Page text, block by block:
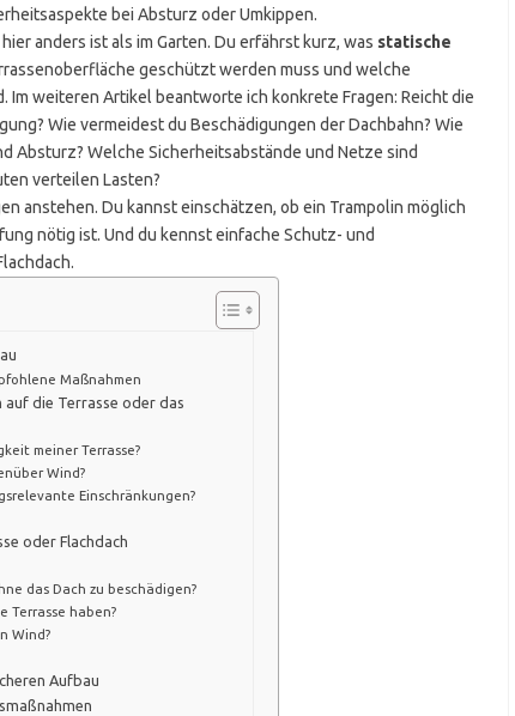
bei Absturz oder Umkippen.
anders ist als im Garten. Du erfährst kurz, was statische
geschützt werden muss und welche
Im weiteren Artikel beantworte ich konkrete Fragen: Reicht die
Wie vermeidest du Beschädigungen der Dachbahn? Wie
Absturz? Welche Sicherheitsabstände und Netze sind
verteilen Lasten?
anstehen. Du kannst einschätzen, ob ein Trampolin möglich
nötig ist. Und du kennst einfache Schutz- und
Maßnahmen
auf die Terrasse oder das
meiner Terrasse?
Wind?
Einschränkungen?
oder Flachdach
das Dach zu beschädigen?
Terrasse haben?
Wind?
Aufbau